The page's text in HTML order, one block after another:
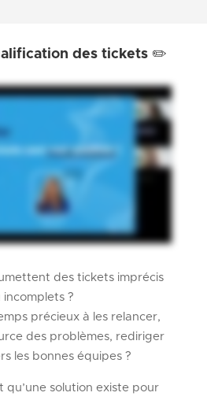
des tickets ✏️​
des tickets imprécis
incomplets ?
précieux à les relancer,
des problèmes, rediriger
les bonnes équipes ?
qu’une solution existe pour